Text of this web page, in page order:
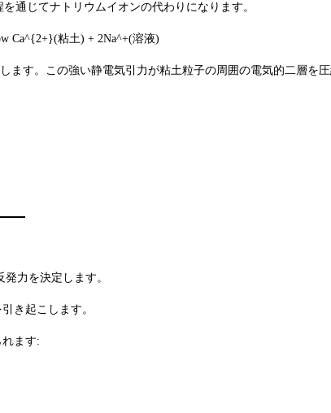
通じてナトリウムイオンの代わりになります。
Ca^{2+}(粘土) + 2Na^+(溶液)
ます。この強い静電気引力が粘土粒子の周囲の電気的二層を
力を決定します。
き起こします。
ます: